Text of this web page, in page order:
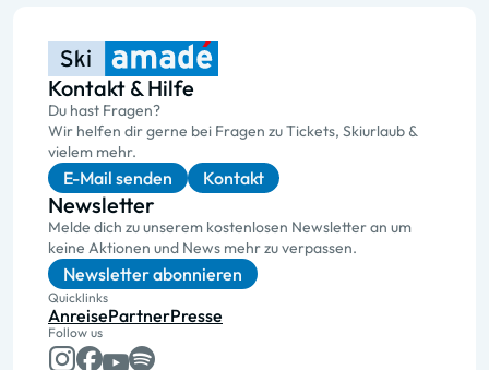
Kontakt & Hilfe
Du hast Fragen?
Wir helfen dir gerne bei Fragen zu Tickets, Skiurlaub &
vielem mehr.
E-Mail senden Kontakt
Newsletter
Melde dich zu unserem kostenlosen Newsletter an um
keine Aktionen und News mehr zu verpassen.
Newsletter abonnieren
Quicklinks
AnreisePartnerPresse
Follow us